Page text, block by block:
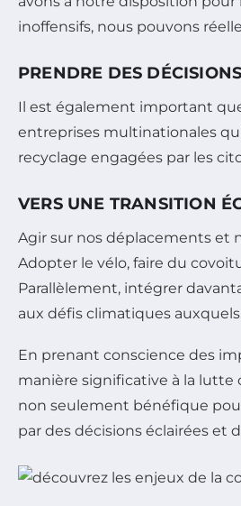
inoffensifs, nous pouvons
PRENDRE DES
Il est également important
entreprises multinationales
recyclage engagées par les
VERS UNE TRANSITION
Agir sur nos déplacements et
Adopter le vélo, faire du
Parallèlement, intégrer
aux défis climatiques
En prenant conscience des
manière significative à la lutte
non seulement bénéfique
par des décisions éclairées et